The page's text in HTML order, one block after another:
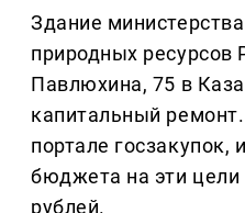
Здание
природных ресурсов
Павлюхина, 75 в
капитальный
портале госзакупок,
бюджета на эти цели
рублей.